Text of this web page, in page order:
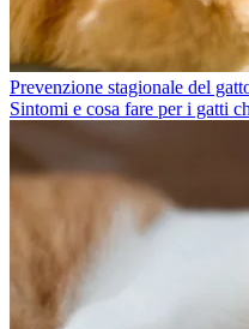
Prevenzione stagionale del
Sintomi e cosa fare per i gatti